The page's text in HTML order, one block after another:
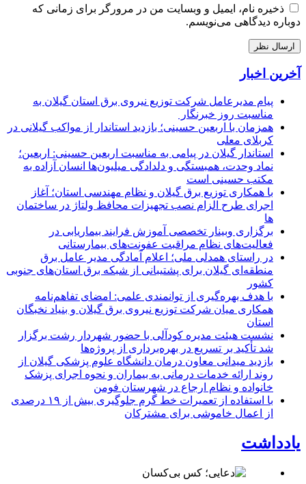
ذخیره نام، ایمیل و وبسایت من در مرورگر برای زمانی که
دوباره دیدگاهی می‌نویسم.
آخرین اخبار
پیام مدیرعامل شركت توزیع نیروی برق استان گیلان به
مناسبت روز خبرنگار ‌
همزمان با اربعین حسینی؛ بازدید استاندار از مواکب گیلانی در
کربلای معلی
استاندار گیلان در پیامی به مناسبت اربعین حسینی: اربعین؛
نماد وحدت، همبستگی و دلدادگی میلیون‌ها انسان آزاده به
مکتب حسینی است
با همکاری توزیع برق گیلان و نظام مهندسی استان؛ آغاز
اجرای طرح الزام نصب تجهیزات محافظ ولتاژ در ساختمان
ها
برگزاری وبینار تخصصی آموزش فرایند بیماریابی در
فعالیت‌های نظام مراقبت عفونت‌های بیمارستانی
در راستای همدلی ملی؛ اعلام آمادگی مدیر عامل برق
منطقه‌ای گیلان برای پشتیبانی از شبكه برق استان‌های جنوبی
كشور
با هدف بهره‌گیری از توانمندی علمی: امضای تفاهم‌نامه
همكاری میان شركت توزیع نیروی برق گیلان و بنیاد نخبگان
استان
نشست هیئت مدیره کودآلی با حضور شهردار رشت برگزار
شد تأکید بر تسریع در بهره‌برداری از پروژه‌ها
بازدید میدانی معاون درمان دانشگاه علوم پزشکی گیلان از
روند ارائه خدمات درمانی به بیماران و نحوه اجرای پزشک
خانواده و نظام ارجاع در شهرستان فومن
با استفاده از تعمیرات خط گرم جلوگیری بیش از ۱۹ درصدی
از اعمال خاموشی برای مشتركان
یادداشت